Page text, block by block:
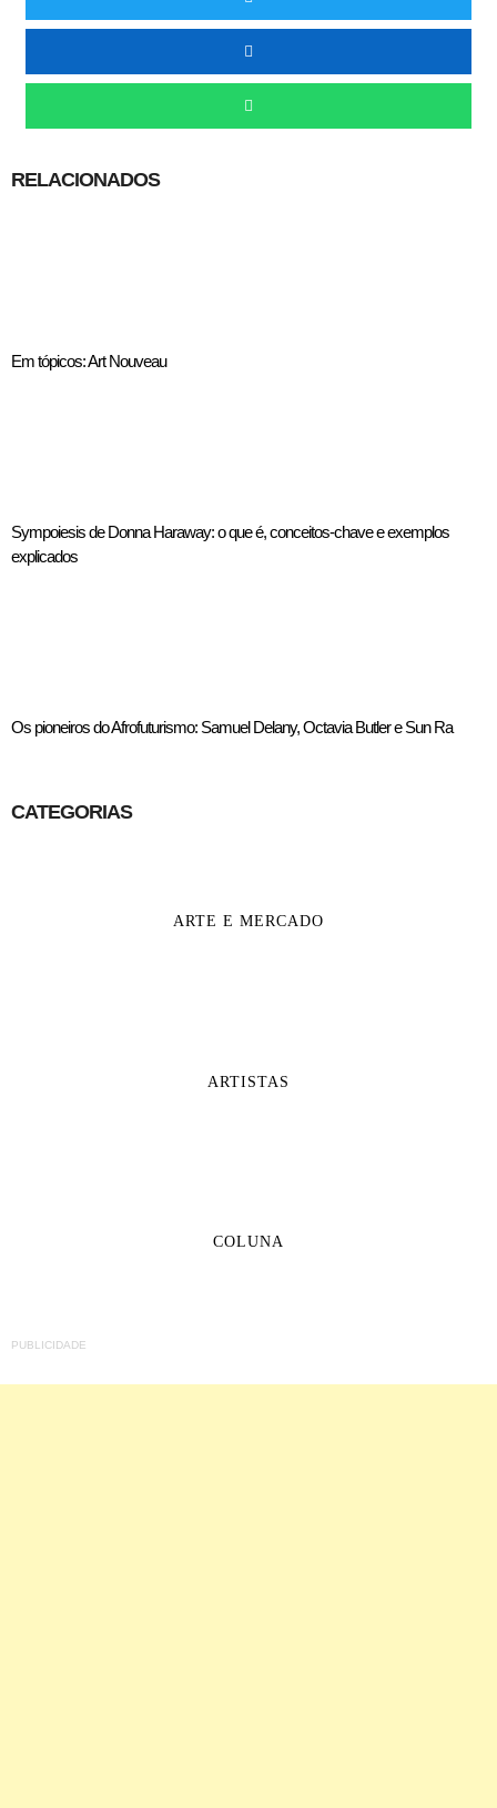
RELACIONADOS
Em tópicos: Art Nouveau
Sympoiesis de Donna Haraway: o que é, conceitos-chave e exemplos
explicados
Os pioneiros do Afrofuturismo: Samuel Delany, Octavia Butler e Sun Ra
CATEGORIAS
ARTE E MERCADO
ARTISTAS
COLUNA
PUBLICIDADE